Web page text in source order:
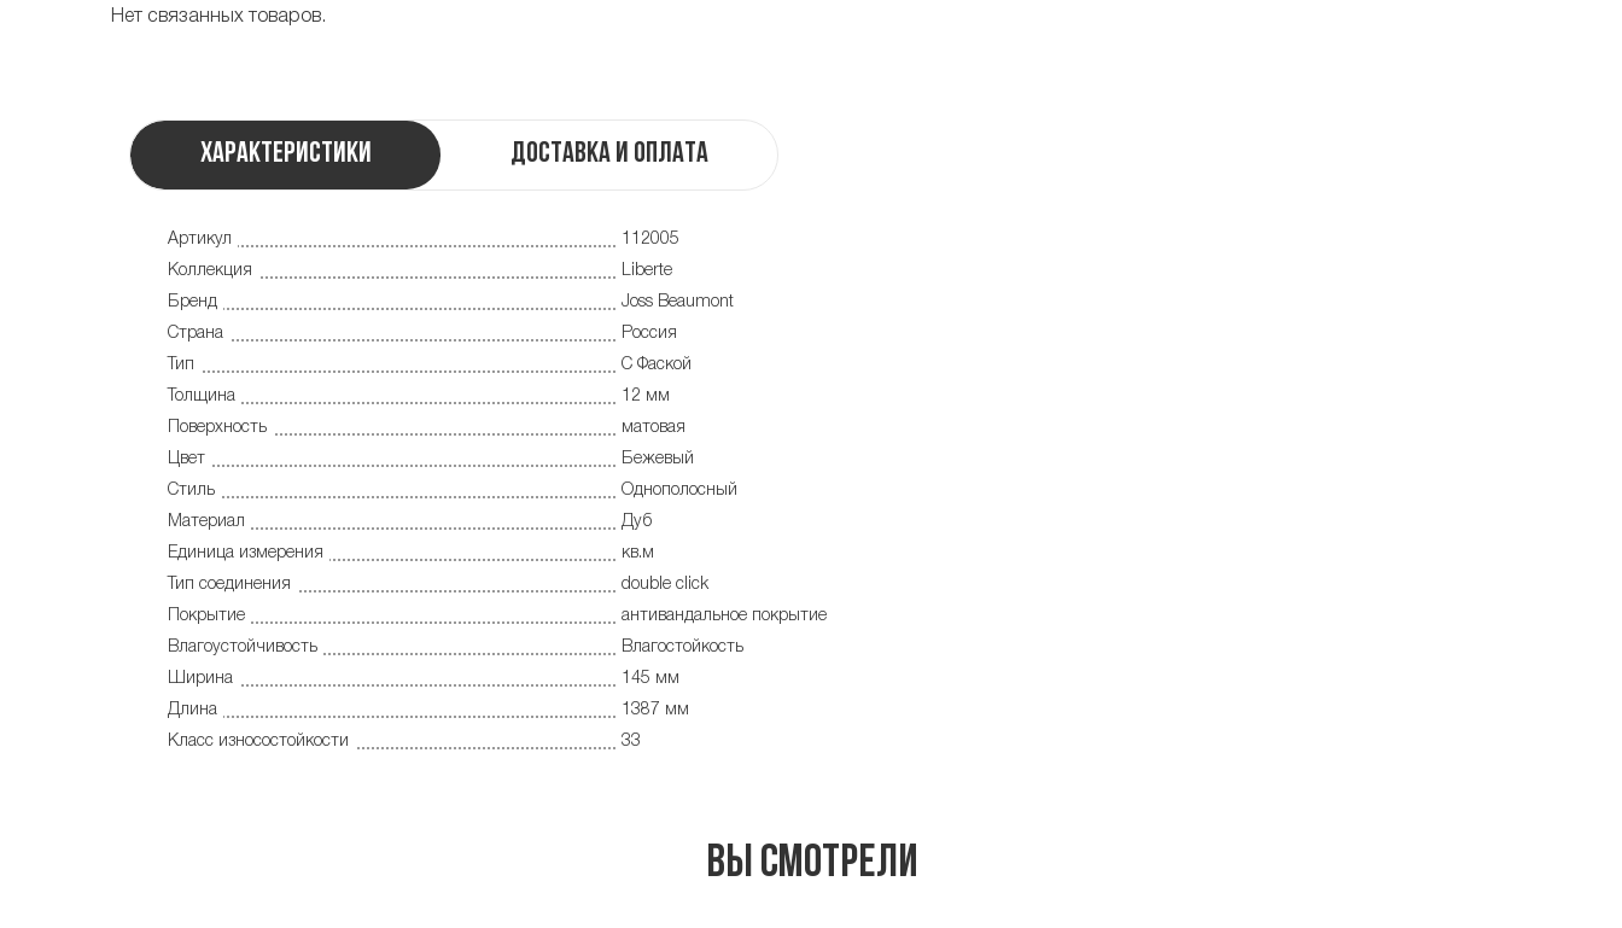
Нет связанных товаров.
Характеристики Доставка и оплата
Артикул
112005
Коллекция
Liberte
Бренд
Joss Beaumont
Страна
Россия
Тип
С Фаской
Толщина
12 мм
Поверхность
матовая
Цвет
Бежевый
Стиль
Однополосный
Материал
Дуб
Единица измерения
кв.м
Тип соединения
double click
Покрытие
антивандальное покрытие
Влагоустойчивость
Влагостойкость
Ширина
145 мм
Длина
1387 мм
Класс износостойкости
33
Вы смотрели